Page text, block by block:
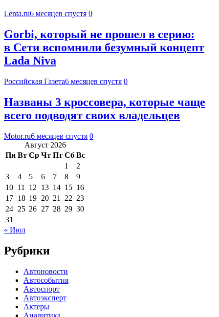
Lenta.ru6 месяцев спустя 0
Gorbi, который не прошел в серию:
в Сети вспомнили безумный концепт
Lada Niva
Российская Газета6 месяцев спустя 0
Названы 3 кроссовера, которые чаще
всего подводят своих владельцев
Motor.ru6 месяцев спустя 0
Август 2026
Пн Вт Ср Чт Пт Сб Вс
1
2
3
4 5 6 7 8
9
10 11 12 13 14 15 16
17 18 19 20 21 22 23
24 25 26 27 28 29 30
31
« Июл
Рубрики
Автоновости
Автособытия
Автоспорт
Автоэксперт
Актеры
Аналитика